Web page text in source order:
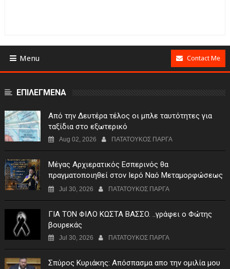
Menu Contact Me
ΕΠΙΛΕΓΜΕΝΑ
Από την Δευτέρα τέλος οι μπλε ταυτότητες για
ταξίδια στο εξωτερικό
Aug 02, 2026 ΠΑΤΑΤΟΥΚΟΣ ΠΑΡΓΑ
Μέγας Αρχιερατικός Εσπερινός θα
πραγματοποιηθεί στον Ιερό Ναό Μεταμορφώσεως
του Σωτήρος Σταυροχωρίου στης 5 Αυγούστου
Jul 30, 2026 ΠΑΤΑΤΟΥΚΟΣ ΠΑΡΓΑ
ΓIA TON ΦIΛO KΩΣTA BAΣΣO. ..γράφει ο Φώτης
βουρεκάς
Jul 30, 2026 ΠΑΤΑΤΟΥΚΟΣ ΠΑΡΓΑ
Σπύρος Κυριάκης: Απόσπασμα απο την ομιλία μου